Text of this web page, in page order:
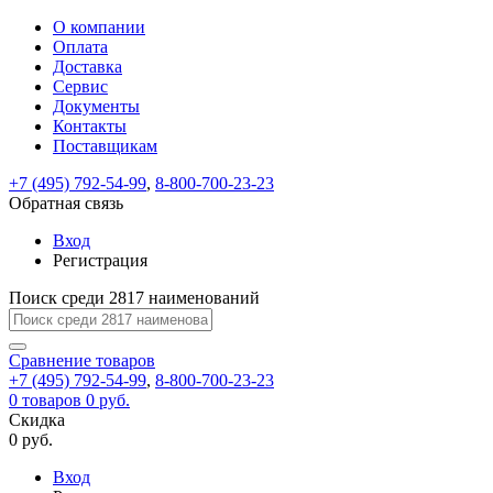
ВходРегистрация
Только
test@example.com
отправлена
по
ней
для
регистрации.
Ок
Только
Запомнить
меня
Забыли
Восстановление
пароля
Заполните
форму.
Мы
отправим
ссылку
на
указанный
электронный
адрес,
перейдя
по
которой
вы
новый
На
вашу
test@test.ru
отправлена
ссылка.
Перейдите
по
для
смены
пароля.
Введите
новый
пароль
Сменить
Пароль
успешно
Войти
Обратная
связь
Сообщение
пользовательского
соглашения
Ваше
сообщение
успешно
О компании
Оплата
Доставка
Сервис
Документы
Контакты
Поставщикам
+7 (495) 792-54-99, 8-800-700-23-23
Обратная связь
Вход
Регистрация
Поиск среди 2817 наименований
Сравнение товаров
+7 (495) 792-54-99, 8-800-700-23-23
0 товаров 0 руб.
Скидка
0 руб.
Вход